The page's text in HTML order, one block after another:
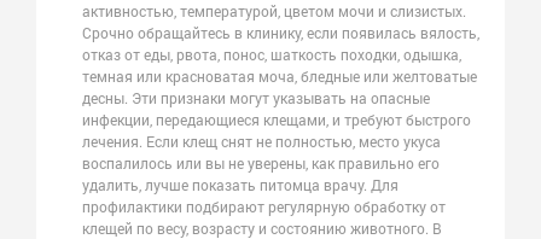
активностью, температурой, цветом мочи и слизистых.
Срочно обращайтесь в клинику, если появилась вялость,
отказ от еды, рвота, понос, шаткость походки, одышка,
темная или красноватая моча, бледные или желтоватые
десны. Эти признаки могут указывать на опасные
инфекции, передающиеся клещами, и требуют быстрого
лечения. Если клещ снят не полностью, место укуса
воспалилось или вы не уверены, как правильно его
удалить, лучше показать питомца врачу. Для
профилактики подбирают регулярную обработку от
клещей по весу, возрасту и состоянию животного. В